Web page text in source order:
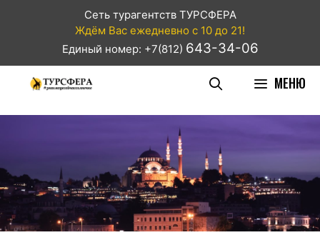
Сеть турагентств ТУРСФЕРА
Ждём Вас ежедневно с 10 до 21!
Единый номер: +7(812) 643-34-06
МЕНЮ